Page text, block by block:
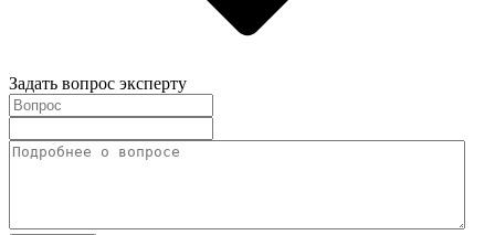
Задать вопрос эксперту